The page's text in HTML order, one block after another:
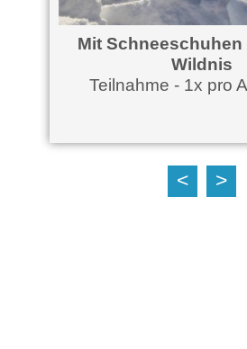
Mit
Wildnis
Teilnahme - 1x pro
< >